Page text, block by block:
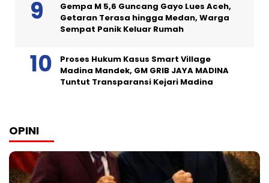
Gempa M 5,6 Guncang Gayo Lues Aceh,
Getaran Terasa hingga Medan, Warga
Sempat Panik Keluar Rumah
Proses Hukum Kasus Smart Village
Madina Mandek, GM GRIB JAYA MADINA
Tuntut Transparansi Kejari Madina
OPINI